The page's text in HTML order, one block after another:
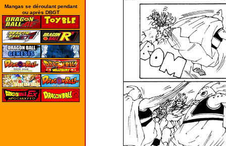
Mangas se déroulant pendant
ou après DBGT